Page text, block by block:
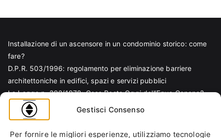
Gestisci Consenso
Per fornire le migliori esperienze, utilizziamo tecnologie
Installazione di un ascensore in un condominio storico: come
fare?
D.P.R. 503/1996: regolamento per eliminazione barriere
architettoniche in edifici, spazi e servizi pubblici
La Legge n. 392/1978: Cosa Resta Oggi dell’Equo Canone?
Legge Regionale n. 6/1989: Analisi Tecnica per Progettisti e
Amministratori
Norma EN 81-70 e sicurezza nella progettazione ascensore